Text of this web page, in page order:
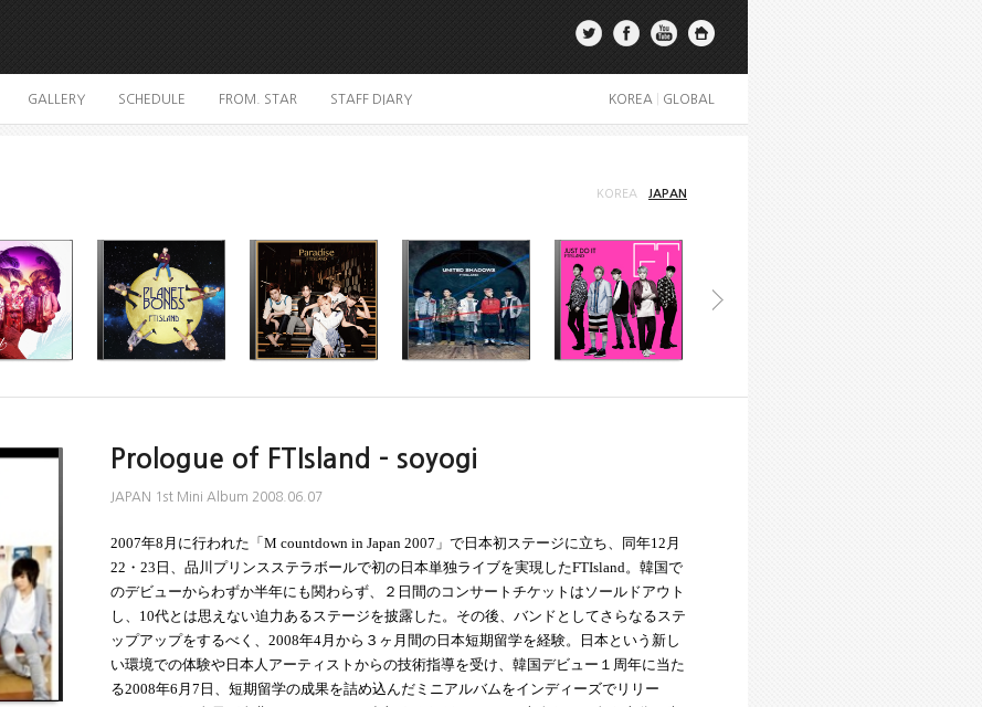
GALLERY SCHEDULE FROM. STAR STAFF DIARY KOREA GLOBAL
KOREA JAPAN
Prologue of FTIsland - soyogi
JAPAN 1st Mini Album 2008.06.07
2007年8月に行われた「M countdown in Japan 2007」で日本初ステージに立ち、同年12月
22・23日、品川プリンスステラボールで初の日本単独ライブを実現したFTIsland。韓国で
のデビューからわずか半年にも関わらず、２日間のコンサートチケットはソールドアウト
し、10代とは思えない迫力あるステージを披露した。その後、バンドとしてさらなるステ
ップアップをするべく、2008年4月から３ヶ月間の日本短期留学を経験。日本という新し
い環境での体験や日本人アーティストからの技術指導を受け、韓国デビュー１周年に当た
る2008年6月7日、短期留学の成果を詰め込んだミニアルバムをインディーズでリリー